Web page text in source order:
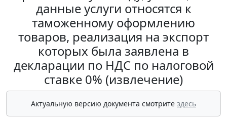
данные услуги относятся к
таможенному оформлению
товаров, реализация на экспорт
которых была заявлена в
декларации по НДС по налоговой
ставке 0% (извлечение)
Актуальную версию документа смотрите здесь